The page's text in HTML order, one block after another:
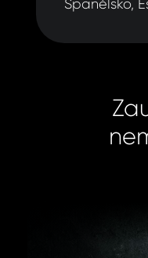
Španělsko,